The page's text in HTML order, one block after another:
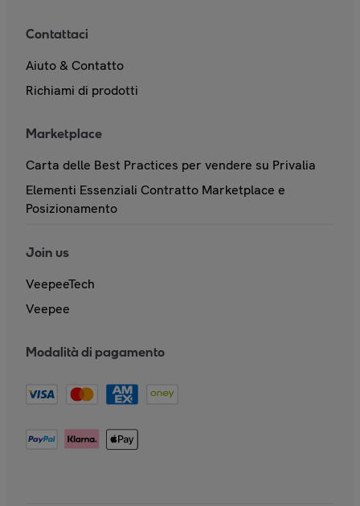
Contattaci
Aiuto & Contatto
Richiami di prodotti
Marketplace
Carta delle Best Practices per vendere su Privalia
Elementi Essenziali Contratto Marketplace e
Posizionamento
Join us
VeepeeTech
Veepee
Modalità di pagamento